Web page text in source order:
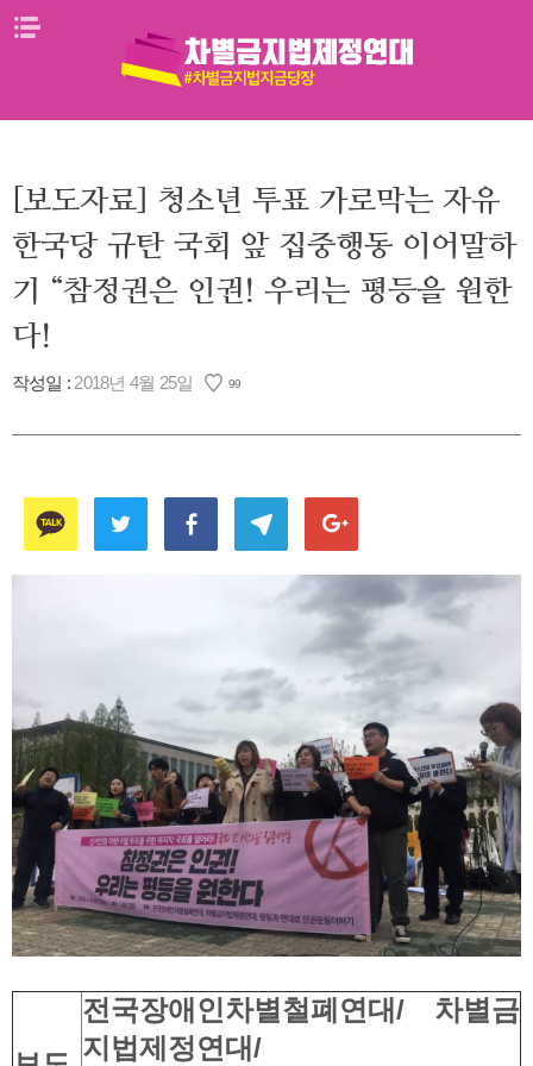
Skip
[보도자료] 청소년 투표 가로막는 자유
한국당 규탄 국회 앞 집중행동 이어말하
기 “참정권은 인권! 우리는 평등을 원한
다!
작성일 : 2018년 4월 25일 99
전국장애인차별철폐연대/ 차별금
지법제정연대/